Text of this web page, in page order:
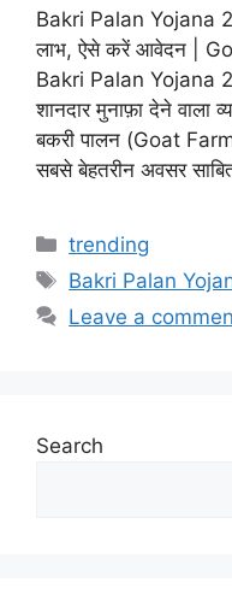
Bakri Palan Yojana
लाभ, ऐसे करें आवेदन |
Bakri Palan Yojana
शानदार मुनाफ़ा देने वाला
बकरी पालन (Goat
सबसे बेहतरीन अवसर
Categories
trending
Tags
Bakri Palan
Leave a
Search